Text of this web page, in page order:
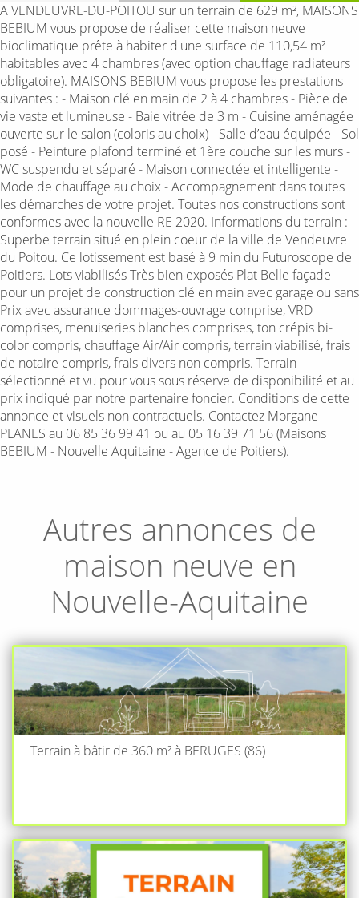
A VENDEUVRE-DU-POITOU sur un terrain de 629 m², MAISONS
BEBIUM vous propose de réaliser cette maison neuve
bioclimatique prête à habiter d'une surface de 110,54 m²
habitables avec 4 chambres (avec option chauffage radiateurs
obligatoire). MAISONS BEBIUM vous propose les prestations
suivantes : - Maison clé en main de 2 à 4 chambres - Pièce de
vie vaste et lumineuse - Baie vitrée de 3 m - Cuisine aménagée
ouverte sur le salon (coloris au choix) - Salle d’eau équipée - Sol
posé - Peinture plafond terminé et 1ère couche sur les murs -
WC suspendu et séparé - Maison connectée et intelligente -
Mode de chauffage au choix - Accompagnement dans toutes
les démarches de votre projet. Toutes nos constructions sont
conformes avec la nouvelle RE 2020. Informations du terrain :
Superbe terrain situé en plein coeur de la ville de Vendeuvre
du Poitou. Ce lotissement est basé à 9 min du Futuroscope de
Poitiers. Lots viabilisés Très bien exposés Plat Belle façade
pour un projet de construction clé en main avec garage ou sans
Prix avec assurance dommages-ouvrage comprise, VRD
comprises, menuiseries blanches comprises, ton crépis bi-
color compris, chauffage Air/Air compris, terrain viabilisé, frais
de notaire compris, frais divers non compris. Terrain
sélectionné et vu pour vous sous réserve de disponibilité et au
prix indiqué par notre partenaire foncier. Conditions de cette
annonce et visuels non contractuels. Contactez Morgane
PLANES au 06 85 36 99 41 ou au 05 16 39 71 56 (Maisons
BEBIUM - Nouvelle Aquitaine - Agence de Poitiers).
Autres annonces de
maison neuve en
Nouvelle-Aquitaine
Terrain à bâtir de 360 m² à BERUGES (86)